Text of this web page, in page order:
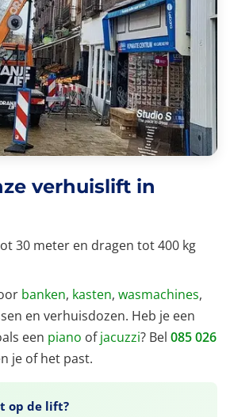
verhuislift in
30 meter en dragen tot 400 kg
banken, kasten, wasmachines,
en verhuisdozen. Heb je een
een piano ofjacuzzi? Bel 085 026
je of het past.
op de lift?